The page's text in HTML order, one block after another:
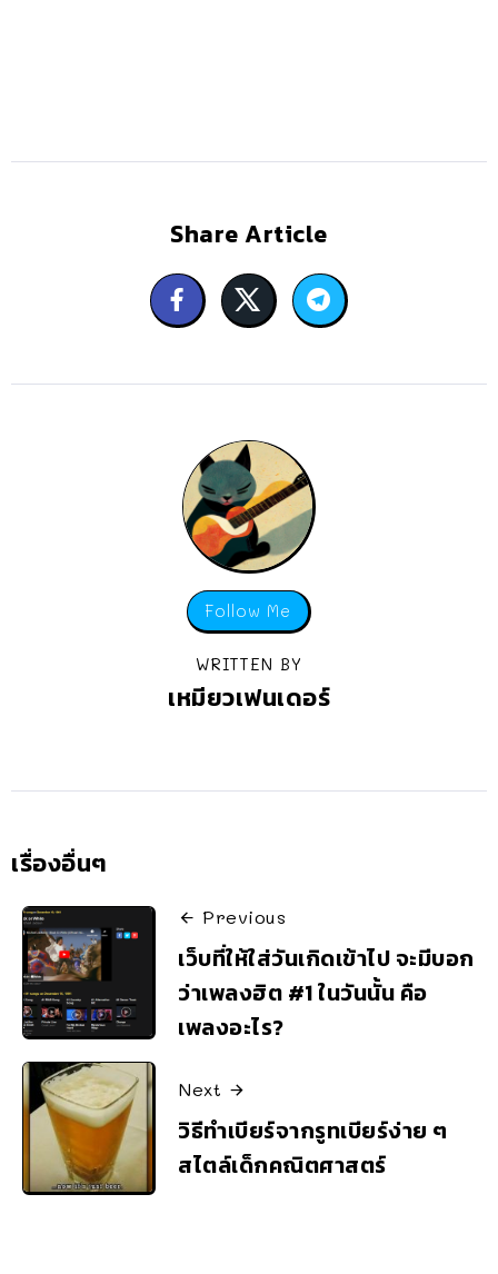
Share Article
Follow Me
WRITTEN BY
เหมียวเฟนเดอร์
เรื่องอื่นๆ
Previous
เว็บที่ให้ใส่วันเกิดเข้าไป จะมีบอก
ว่าเพลงฮิต #1 ในวันนั้น คือ
เพลงอะไร?
Next
วิธีทำเบียร์จากรูทเบียร์ง่าย ๆ
สไตล์เด็กคณิตศาสตร์